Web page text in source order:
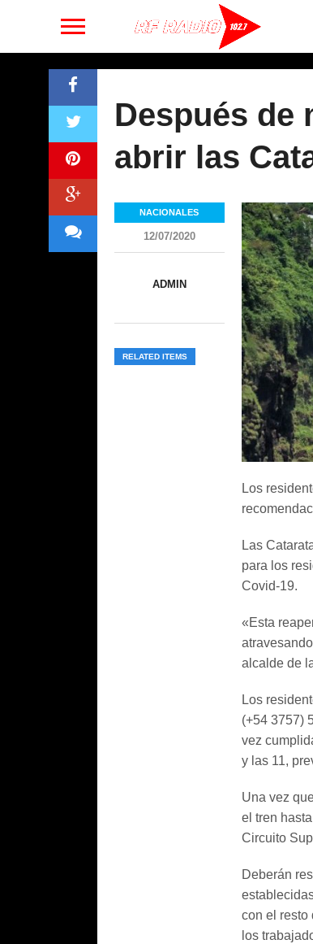
Después de
abrir las
Los
Las
para los
Covid-19.
«Esta
alcalde de
Los
(+54 3757)
vez
y las 11,
Una vez
el tren
Circuito
Deberán
con el resto
los
NACIONALES
12/07/2020
ADMIN
RELATED ITEMS